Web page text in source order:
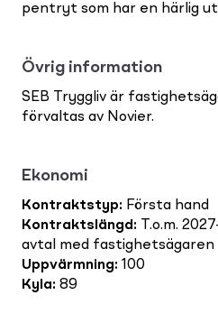
pentryt som har en härlig
Övrig information
SEB Tryggliv är
förvaltas av Novier.
Ekonomi
Kontraktstyp: Första hand
Kontraktslängd : T.o.m.
avtal med fastighetsägaren
Uppvärmning: 100
Kyla: 89